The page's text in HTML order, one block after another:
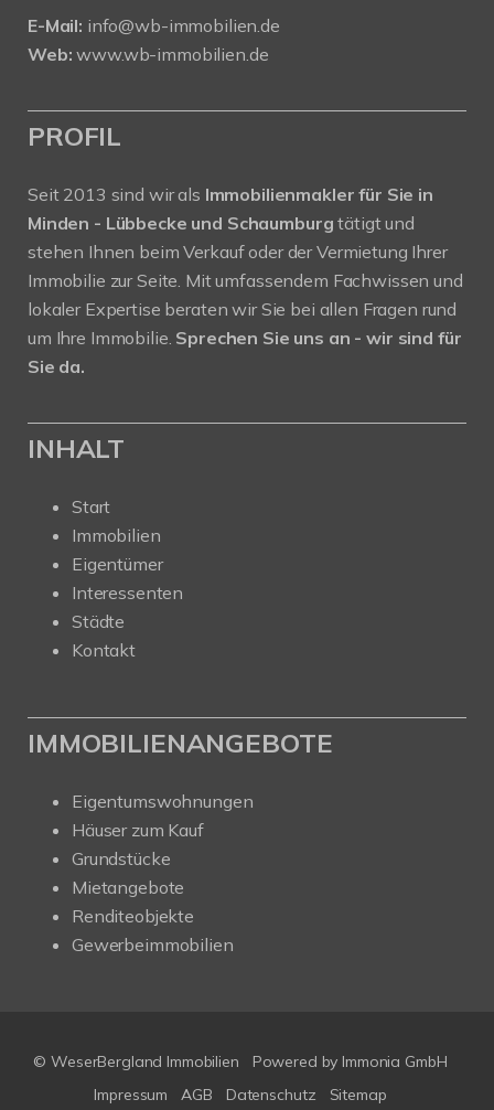
E-Mail: info@wb-immobilien.de
Web: www.wb-immobilien.de
PROFIL
Seit 2013 sind wir als Immobilienmakler für Sie in
Minden - Lübbecke und Schaumburgtätigt und
stehen Ihnen beim Verkauf oder der Vermietung Ihrer
Immobilie zur Seite. Mit umfassendem Fachwissen und
lokaler Expertise beraten wir Sie bei allen Fragen rund
um Ihre Immobilie. Sprechen Sie uns an - wir sind für
Sie da.
INHALT
Start
Immobilien
Eigentümer
Interessenten
Städte
Kontakt
IMMOBILIENANGEBOTE
Eigentumswohnungen
Häuser zum Kauf
Grundstücke
Mietangebote
Renditeobjekte
Gewerbeimmobilien
© WeserBergland Immobilien Powered by Immonia GmbH
Impressum
AGB Datenschutz Sitemap